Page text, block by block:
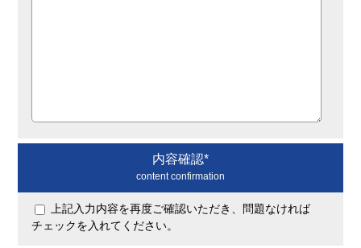
内容確認*
content confirmation
上記入力内容を再度ご確認いただき、問題なければ
チェックを入れてください。